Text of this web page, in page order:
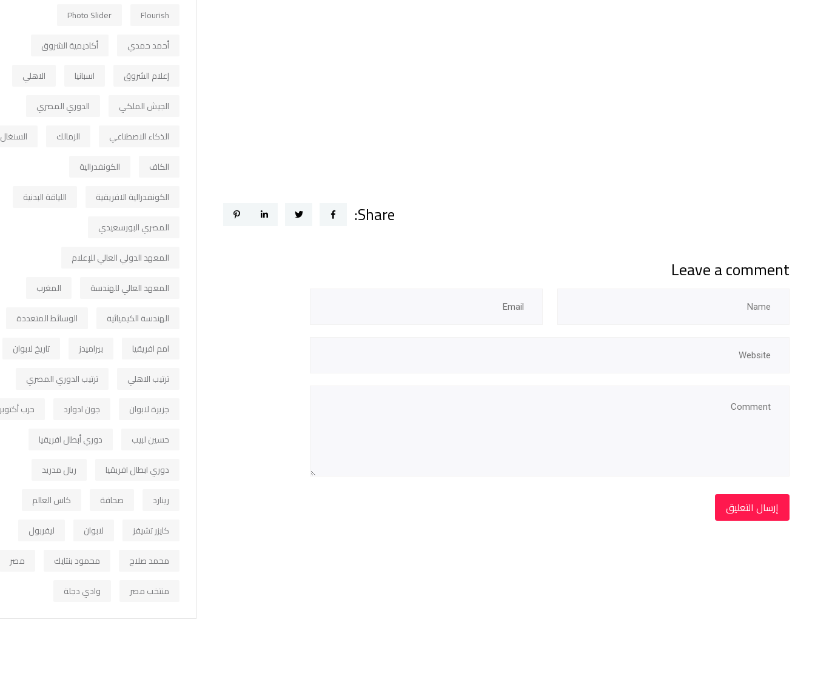
Share:
Leave a comment
Flourish
Photo Slider
أحمد حمدي
أكاديمية الشروق
إعلام الشروق
اسبانيا
الاهلي
الجيش الملكي
الدوري المصري
الذكاء الاصطناعي
الزمالك
السنغال
الكاف
الكونفدرالية
الكونفدرالية الافريقية
اللياقة البدنية
المصري البورسعيدي
المعهد الدولي العالي للإعلام
المعهد العالي للهندسة
المغرب
الهندسة الكيميائية
الوسائط المتعددة
امم افريقيا
بيراميدز
تاريخ لابوان
ترتيب الاهلي
ترتيب الدوري المصري
جزيرة لابوان
جون ادوارد
حرب أكتوبر
حسين لبيب
دوري أبطال افريقيا
دوري ابطال افريقيا
ريال مدريد
رينارد
صحافة
كاس العالم
كايزر تشيفز
لابوان
ليفربول
محمد صلاح
محمود بنتايك
مصر
منتخب مصر
وادي دجلة